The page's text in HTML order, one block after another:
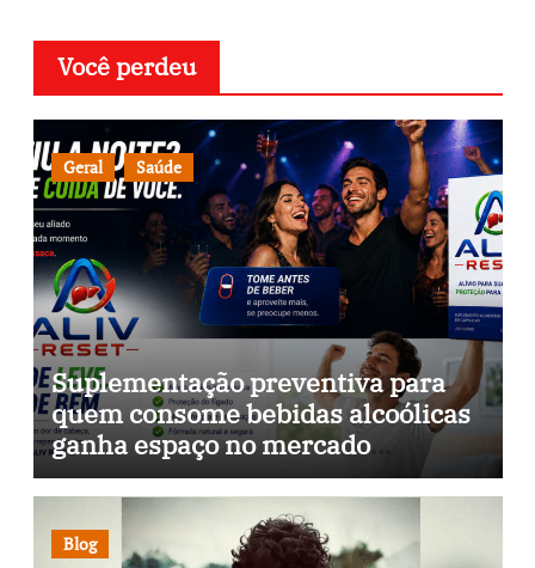
Você perdeu
Geral Saúde
Suplementação preventiva para
quem consome bebidas alcoólicas
ganha espaço no mercado
brasileiro
Blog